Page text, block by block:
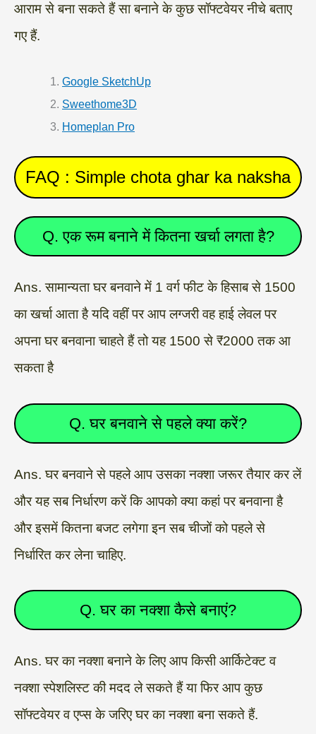
आराम से बना सकते हैं सा बनाने के कुछ सॉफ्टवेयर नीचे बताए
गए हैं.
Google SketchUp
Sweethome3D
Homeplan Pro
FAQ : Simple chota ghar ka naksha
Q. एक रूम बनाने में कितना खर्चा लगता है?
Ans. सामान्यता घर बनवाने में 1 वर्ग फीट के हिसाब से 1500
का खर्चा आता है यदि वहीं पर आप लग्जरी वह हाई लेवल पर
अपना घर बनवाना चाहते हैं तो यह 1500 से ₹2000 तक आ
सकता है
Q. घर बनवाने से पहले क्या करें?
Ans. घर बनवाने से पहले आप उसका नक्शा जरूर तैयार कर लें
और यह सब निर्धारण करें कि आपको क्या कहां पर बनवाना है
और इसमें कितना बजट लगेगा इन सब चीजों को पहले से
निर्धारित कर लेना चाहिए.
Q. घर का नक्शा कैसे बनाएं?
Ans. घर का नक्शा बनाने के लिए आप किसी आर्किटेक्ट व
नक्शा स्पेशलिस्ट की मदद ले सकते हैं या फिर आप कुछ
सॉफ्टवेयर व एप्स के जरिए घर का नक्शा बना सकते हैं.